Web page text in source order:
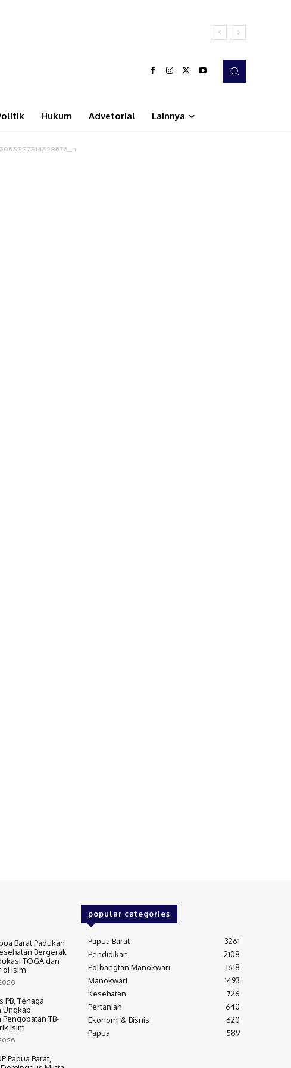
Hukum Advetorial Lainnya
Barat Padukan
Bergerak
TOGA dan
di Isim
PB, Tenaga
Ungkap
TB-
Isim
Papua Barat,
popular categories
Papua Barat
3261
Pendidikan
2108
Polbangtan Manokwari
1618
Manokwari
1493
Kesehatan
726
Pertanian
640
Ekonomi & Bisnis
620
Papua
589